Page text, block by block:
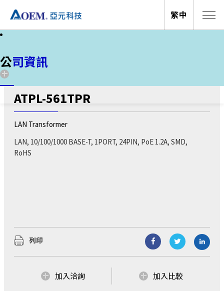
網路變壓器
ATPL-561TPR
LAN Transformer
LAN, 10/100/1000 BASE-T, 1PORT, 24PIN, PoE 1.2A, SMD,
RoHS
列印
加入洽詢 加入比較
繁中
關於亞元
活動
展與擴充，業務範圍涵蓋：磁性元件、電源解決
方案 、無線解決方案...等三大區塊，公司總部設
立於台北市，並在中國華南(東莞)、華中(湖北宜
我們不僅以自有品牌AtechOEM從事產品研發設
公司資訊
公司資訊
關於亞元
投資人關係
亞元科技(股)公司創立於1990年，經過多年的發
展與擴充，業務範圍涵蓋：磁性元件、電源解決